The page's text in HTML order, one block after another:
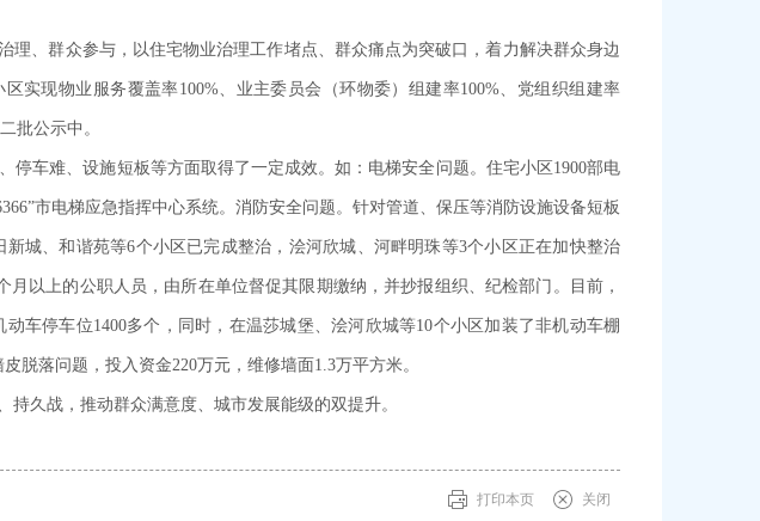
、群众参与，以住宅物业治理工作堵点、群众痛点为突破口，着力解决群众身边
实现物业服务覆盖率100%、业主委员会（环物委）组建率100%、党组织组建率
批公示中。
车难、设施短板等方面取得了一定成效。如：电梯安全问题。住宅小区1900部电
市电梯应急指挥中心系统。消防安全问题。针对管道、保压等消防设施设备短板
城、和谐苑等6个小区已完成整治，浍河欣城、河畔明珠等3个小区正在加快整治
以上的公职人员，由所在单位督促其限期缴纳，并抄报组织、纪检部门。目前，
车停车位1400多个，同时，在温莎城堡、浍河欣城等10个小区加装了非机动车棚
脱落问题，投入资金220万元，维修墙面1.3万平方米。
久战，推动群众满意度、城市发展能级的双提升。
打印本页 关闭